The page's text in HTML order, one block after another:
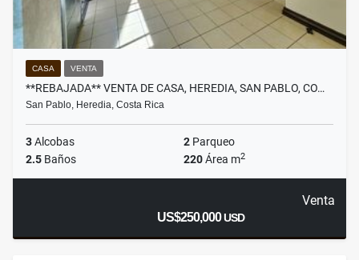
CASA VENTA
**REBAJADA** VENTA DE CASA, HEREDIA, SAN PABLO, CO…
San Pablo, Heredia, Costa Rica
3Alcobas 2 Parqueo
2.5 Baños 220Área m2
Venta
US$250,000USD